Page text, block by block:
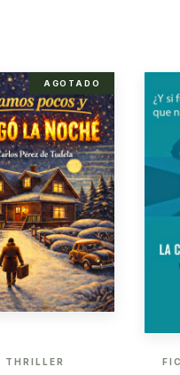
AGOTADO
THRILLER